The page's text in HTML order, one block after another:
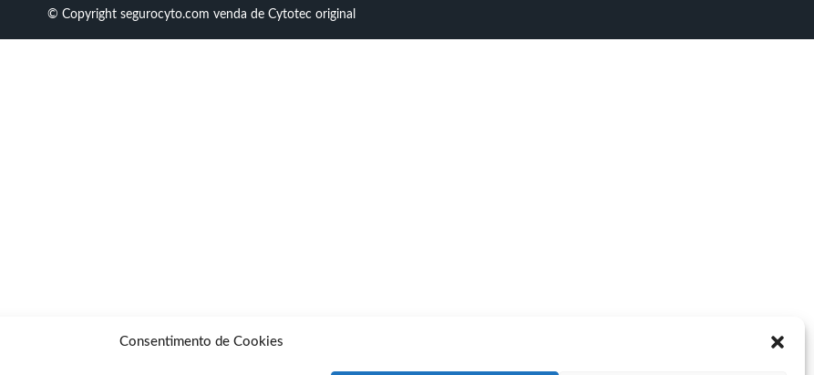
Consentimento de Cookies
© Copyright segurocyto.com venda de Cytotec original